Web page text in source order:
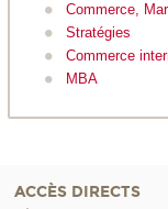
Commerce,
Stratégies
Commerce
MBA
ACCÈS DIRECTS